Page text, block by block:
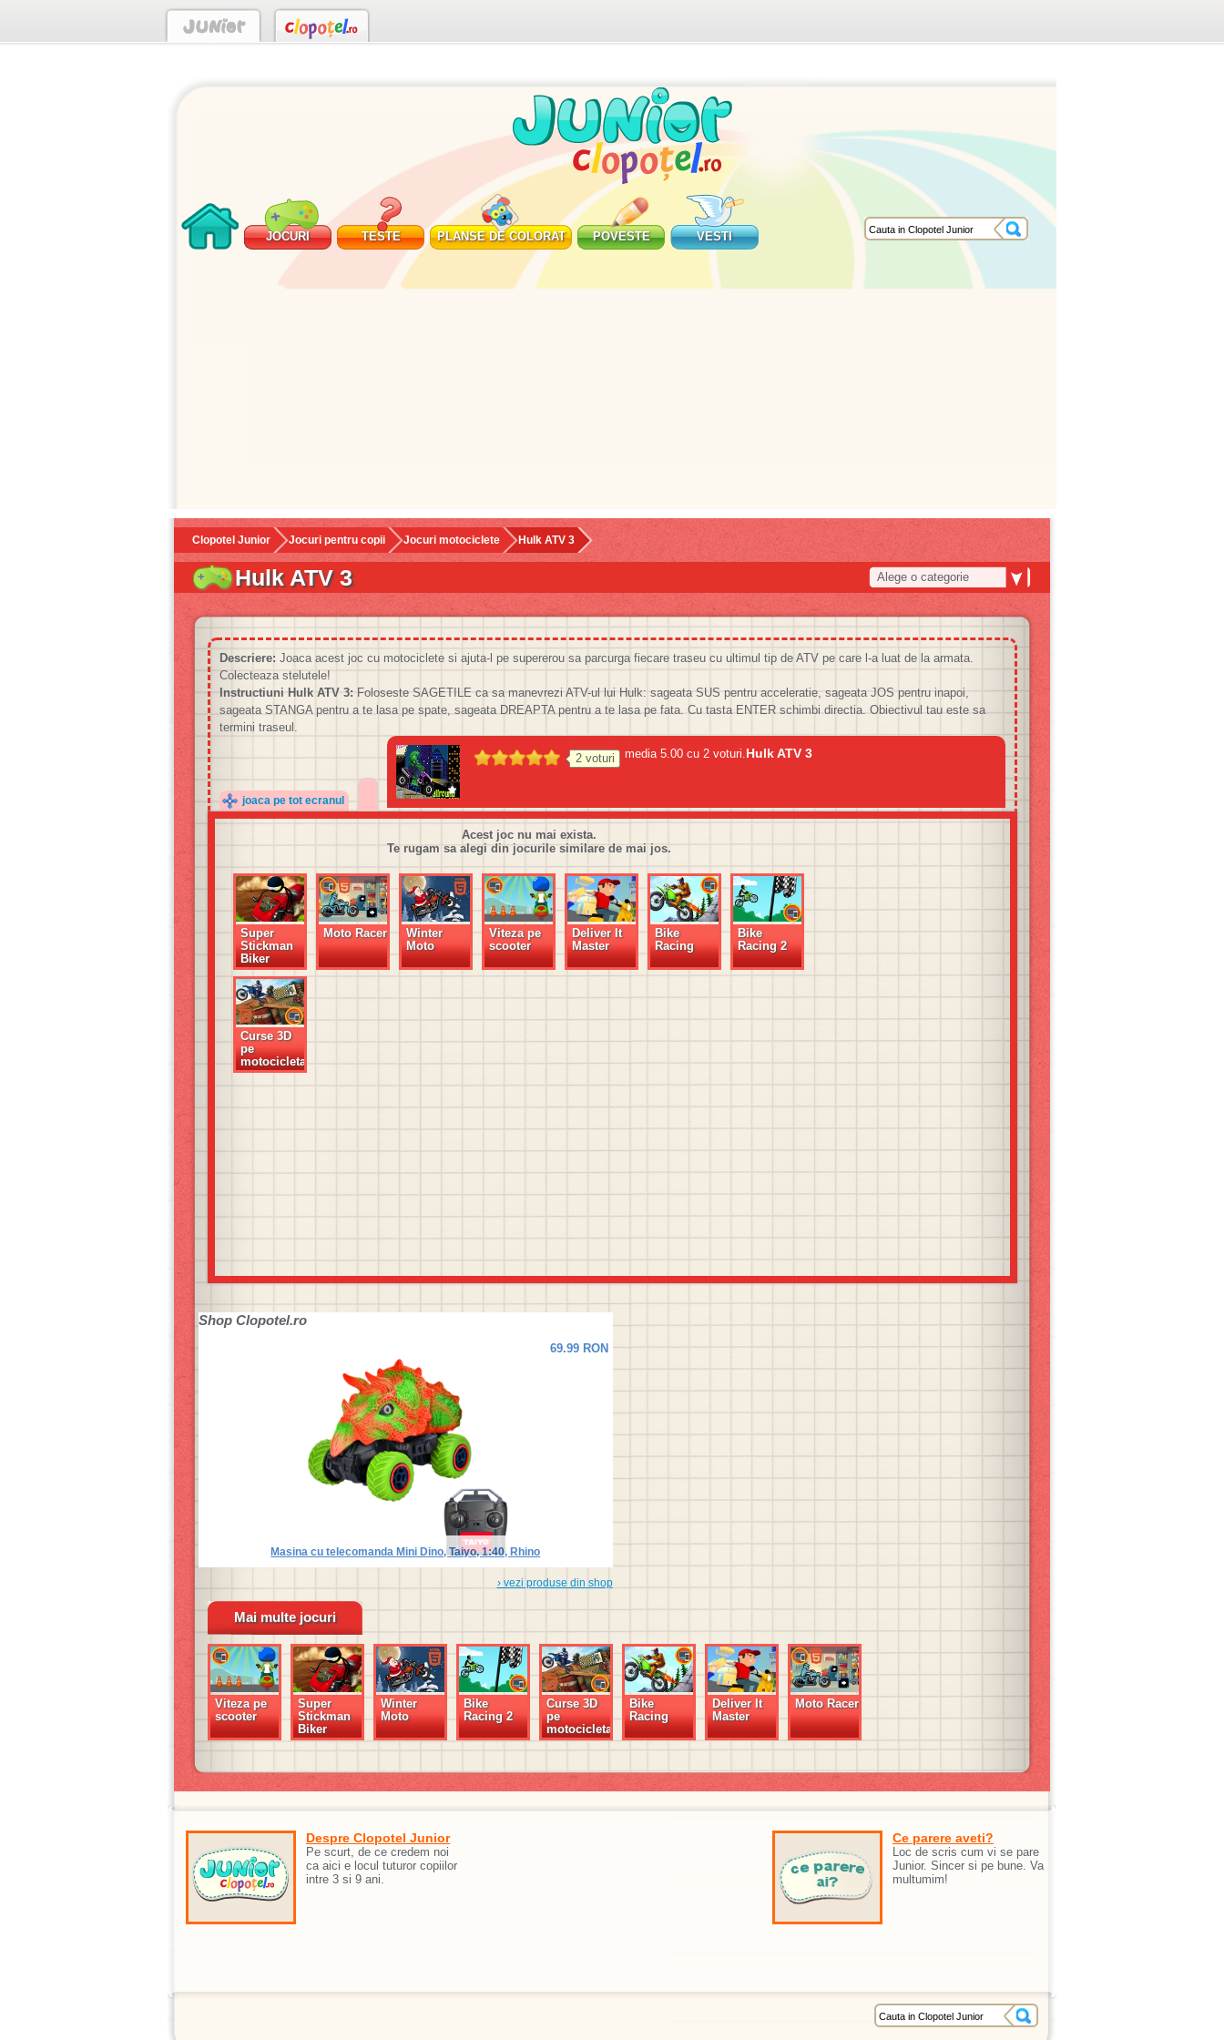
JOCURI TESTE PLANSE DE COLORAT POVESTE VESTI
Clopotel Junior Jocuri pentru copii Jocuri motociclete Hulk ATV 3
Hulk ATV 3 Alege o categorie
Descriere: Joaca acest joc cu motociclete si ajuta-l pe supererou sa parcurga fiecare traseu cu ultimul tip de ATV pe care l-a luat de la armata.
Colecteaza stelutele!
Instructiuni Hulk ATV 3: Foloseste SAGETILE ca sa manevrezi ATV-ul lui Hulk: sageata SUS pentru acceleratie, sageata JOS pentru inapoi,
sageata STANGA pentru a te lasa pe spate, sageata DREAPTA pentru a te lasa pe fata. Cu tasta ENTER schimbi directia. Obiectivul tau este sa
termini traseul.
joaca pe tot ecranul
Hulk ATV 3
2 voturi media 5.00 cu 2 voturi.
Acest joc nu mai exista.
Te rugam sa alegi din jocurile similare de mai jos.
Super
Stickman
Biker
Moto Racer
Winter
Moto
Viteza pe
scooter
Deliver It
Master
Bike
Racing
Bike
Racing 2
Curse 3D
pe
motocicleta
Shop Clopotel.ro
Masina cu telecomanda Mini Dino, Taiyo, 1:40, Rhino
69.99 RON
› vezi produse din shop
Mai multe jocuri
Viteza pe
scooter
Super
Stickman
Biker
Winter
Moto
Bike
Racing 2
Curse 3D
pe
motocicleta
Bike
Racing
Deliver It
Master
Moto Racer
Despre Clopotel Junior
Pe scurt, de ce credem noi
ca aici e locul tuturor copiilor
intre 3 si 9 ani.
Ce parere aveti?
Loc de scris cum vi se pare
Junior. Sincer si pe bune. Va
multumim!